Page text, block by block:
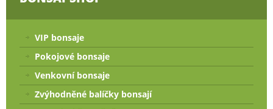
VIP bonsaje
Pokojové bonsaje
Venkovní bonsaje
Zvýhodněné balíčky bonsají